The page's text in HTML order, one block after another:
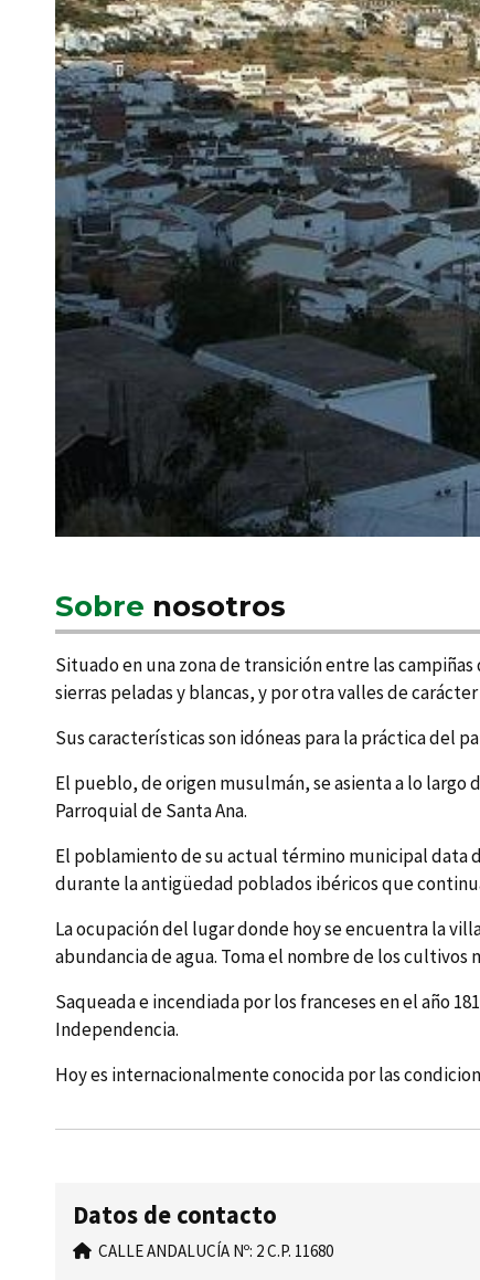
Sobre nosotros
Situado en una zona de transición entre las
sierras peladas y blancas, y por otra valles de
Sus caracterí­sticas son idóneas para la práctica del
El pueblo, de origen musulmán, se asienta a lo largo
Parroquial de Santa Ana.
El poblamiento de su actual término municipal data
durante la antigüedad poblados ibéricos que
La ocupación del lugar donde hoy se encuentra la
abundancia de agua. Toma el nombre de los cultivos
Saqueada e incendiada por los franceses en el año
Independencia.
Hoy es internacionalmente conocida por las
Datos de contacto
CALLE ANDALUCÍA Nº: 2 C.P. 11680